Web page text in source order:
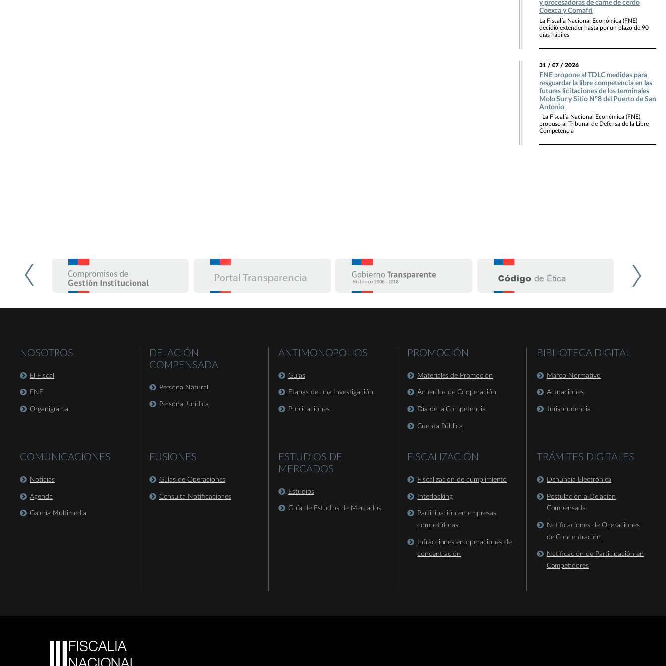
y procesadoras de carne de cerdo
Coexca y Comafri
La Fiscalía Nacional Económica (FNE)
decidió extender hasta por un plazo de 90
días hábiles
31 / 07 / 2026
FNE propone al TDLC medidas para
resguardar la libre competencia en las
futuras licitaciones de los terminales
Molo Sur y Sitio N°8 del Puerto de San
Antonio
La Fiscalía Nacional Económica (FNE)
propuso al Tribunal de Defensa de la Libre
Competencia
NOSOTROS
El Fiscal
FNE
Organigrama
COMUNICACIONES
Noticias
Agenda
Galería Multimedia
DELACIÓN
COMPENSADA
Persona Natural
Persona Jurídica
FUSIONES
Guías de Operaciones
Consulta Notificaciones
ANTIMONOPOLIOS
Guías
Etapas de una Investigación
Publicaciones
ESTUDIOS DE
MERCADOS
Estudios
Guía de Estudios de Mercados
PROMOCIÓN
Materiales de Promoción
Acuerdos de Cooperación
Día de la Competencia
Cuenta Pública
FISCALIZACIÓN
Fiscalización de cumplimiento
Interlocking
Participación en empresas
competidoras
Infracciones en operaciones de
concentración
BIBLIOTECA DIGITAL
Marco Normativo
Actuaciones
Jurisprudencia
TRÁMITES DIGITALES
Denuncia Electrónica
Postulación a Delación
Compensada
Notificaciones de Operaciones
de Concentración
Notificación de Participación en
Competidores